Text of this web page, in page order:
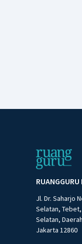
RUANGGURU
Jl. Dr. Saharjo
Selatan,
Selatan,
Jakarta 12860